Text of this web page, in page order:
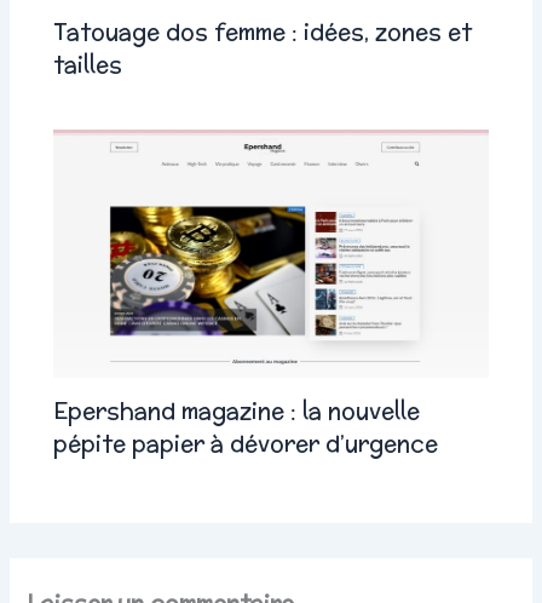
Tatouage dos femme : idées, zones et
tailles
Epershand magazine : la nouvelle
pépite papier à dévorer d’urgence